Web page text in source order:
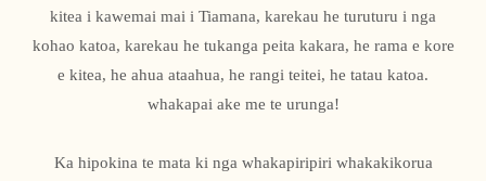
kitea i kawemai mai i Tiamana, karekau he turuturu i nga
kohao katoa, karekau he tukanga peita kakara, he rama e kore
e kitea, he ahua ataahua, he rangi teitei, he tatau katoa.
whakapai ake me te urunga!
Ka hipokina te mata ki nga whakapiripiri whakakikorua